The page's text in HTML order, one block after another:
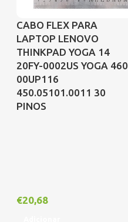
CABO FLEX PARA
LAPTOP LENOVO
THINKPAD YOGA 14
20FY-0002US YOGA 460
00UP116
450.05101.0011 30
PINOS
€20,68